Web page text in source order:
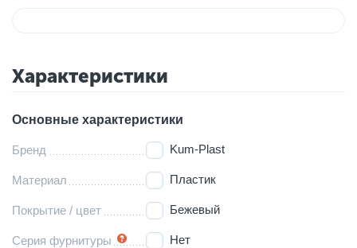
Характеристики
Основные характеристики
Бренд Kum-Plast
Материал Пластик
Покрытие / цвет Бежевый
Серия фурнитуры Нет